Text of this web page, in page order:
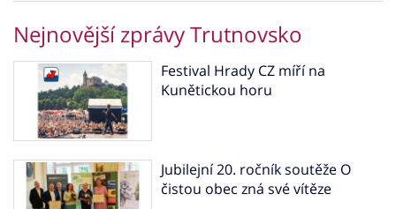
Nejnovější zprávy Trutnovsko
Festival Hrady CZ míří na
Kunětickou horu
Jubilejní 20. ročník soutěže O
čistou obec zná své vítěze